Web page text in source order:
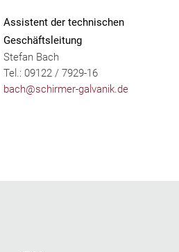
Assistent der technischen
Geschäftsleitung
Stefan Bach
Tel.: 09122 / 7929-16
bach@schirmer-galvanik.de